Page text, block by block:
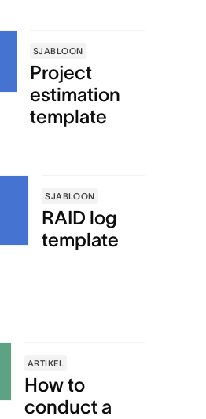
SJABLOON
Project
estimation
template
SJABLOON
RAID log
template
ARTIKEL
How to
conduct a